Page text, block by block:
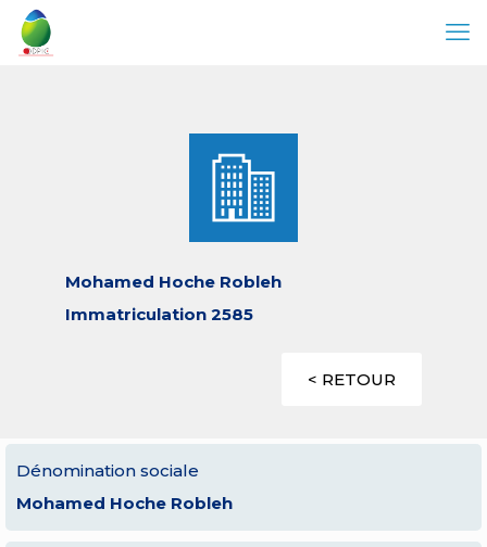
Mohamed Hoche Robleh
Immatriculation 2585
< RETOUR
Dénomination sociale
Mohamed Hoche Robleh